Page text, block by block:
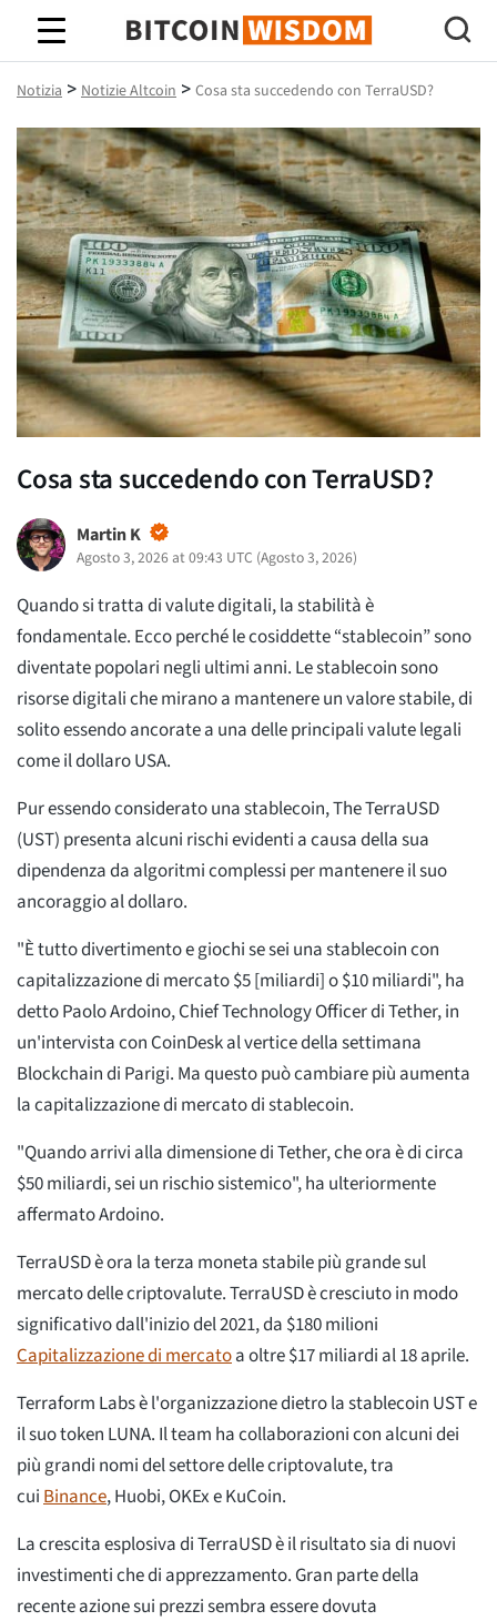
Saggezza Bitcoin
Notizia > Notizie Altcoin > Cosa sta succedendo con TerraUSD?
Cosa sta succedendo con TerraUSD?
Martin K
Agosto 3, 2026 at 09:43 UTC (Agosto 3, 2026)
Quando si tratta di valute digitali, la stabilità è
fondamentale. Ecco perché le cosiddette “stablecoin” sono
diventate popolari negli ultimi anni. Le stablecoin sono
risorse digitali che mirano a mantenere un valore stabile, di
solito essendo ancorate a una delle principali valute legali
come il dollaro USA.
Pur essendo considerato una stablecoin, The TerraUSD
(UST) presenta alcuni rischi evidenti a causa della sua
dipendenza da algoritmi complessi per mantenere il suo
ancoraggio al dollaro.
"È tutto divertimento e giochi se sei una stablecoin con
capitalizzazione di mercato $5 [miliardi] o $10 miliardi", ha
detto Paolo Ardoino, Chief Technology Officer di Tether, in
un'intervista con CoinDesk al vertice della settimana
Blockchain di Parigi. Ma questo può cambiare più aumenta
la capitalizzazione di mercato di stablecoin.
"Quando arrivi alla dimensione di Tether, che ora è di circa
$50 miliardi, sei un rischio sistemico", ha ulteriormente
affermato Ardoino.
TerraUSD è ora la terza moneta stabile più grande sul
mercato delle criptovalute. TerraUSD è cresciuto in modo
significativo dall'inizio del 2021, da $180 milioni
Capitalizzazione di mercatoa oltre $17 miliardi al 18 aprile.
Terraform Labs è l'organizzazione dietro la stablecoin UST e
il suo token LUNA. Il team ha collaborazioni con alcuni dei
più grandi nomi del settore delle criptovalute, tra
cui Binance, Huobi, OKEx e KuCoin.
La crescita esplosiva di TerraUSD è il risultato sia di nuovi
investimenti che di apprezzamento. Gran parte della
recente azione sui prezzi sembra essere dovuta